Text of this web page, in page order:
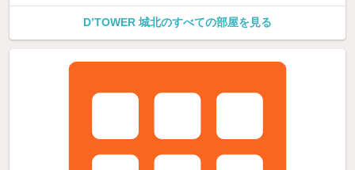
D’TOWER 城北のすべての部屋を見る